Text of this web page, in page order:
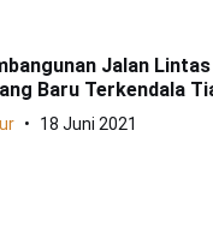
Jalan
Baru Terkendala
18 Juni 2021